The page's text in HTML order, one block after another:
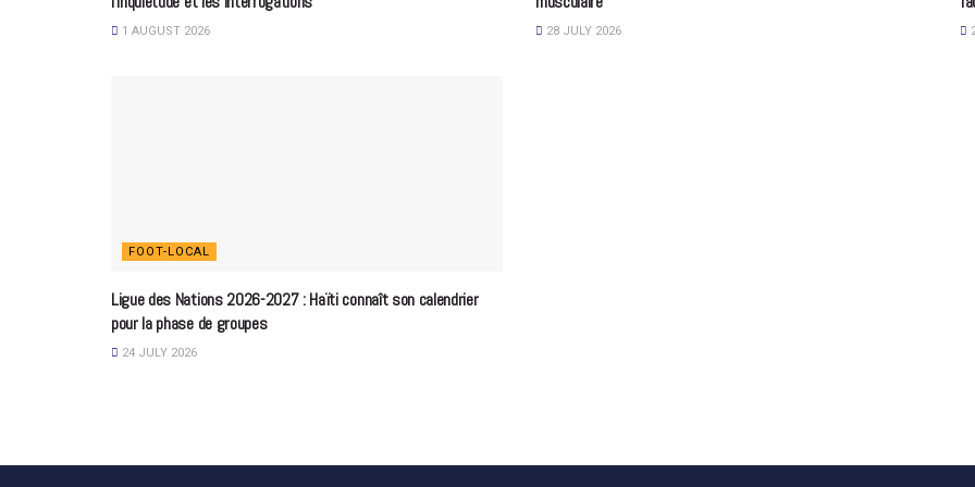
1 AUGUST 2026 28 JULY 2026
FOOT-LOCAL
Ligue des Nations 2026-2027 : Haïti connaît son calendrier
pour la phase de groupes
24 JULY 2026